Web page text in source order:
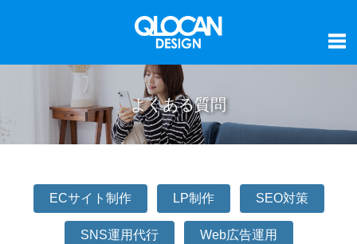
よくある質問
ECサイト制作 LP制作 SEO対策
SNS運用代行 Web広告運用